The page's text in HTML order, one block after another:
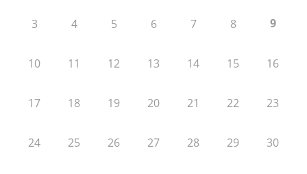
3 4 5 6 7 8 9
10 11 12 13 14 15 16
17 18 19 20 21 22 23
24 25 26 27 28 29 30